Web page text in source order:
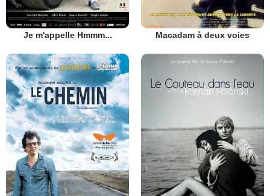
Je m'appelle Hmmm... Macadam à deux voies